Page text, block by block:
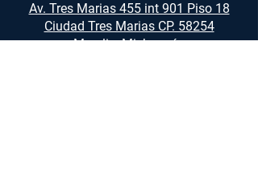
Av. Tres Marias 455 int 901 Piso 18
Ciudad Tres Marias CP. 58254
Morelia, Michoacán